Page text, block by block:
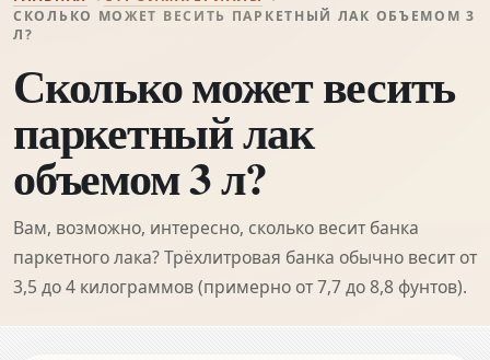
СКОЛЬКО МОЖЕТ ВЕСИТЬ ПАРКЕТНЫЙ ЛАК ОБЪЕМОМ 3
Л?
Сколько может весить
паркетный лак
объемом 3 л?
Вам, возможно, интересно, сколько весит банка
паркетного лака? Трёхлитровая банка обычно весит от
3,5 до 4 килограммов (примерно от 7,7 до 8,8 фунтов).